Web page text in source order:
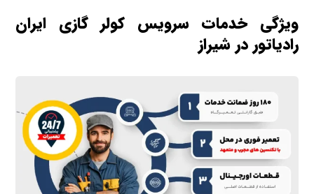
ویژگی خدمات سرویس کولر گازی ایران
رادیاتور در شیراز